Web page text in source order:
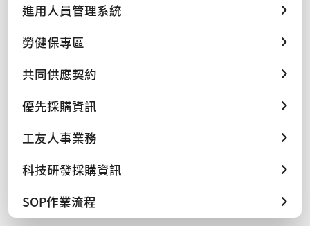
進用人員管理系統
勞健保專區
共同供應契約
優先採購資訊
工友人事業務
科技研發採購資訊
SOP作業流程